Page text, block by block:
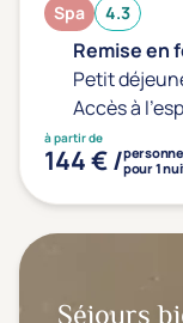
Spa 4.3
Remise en
Petit
Accès à
à partir de
144 € /personne
pour 1